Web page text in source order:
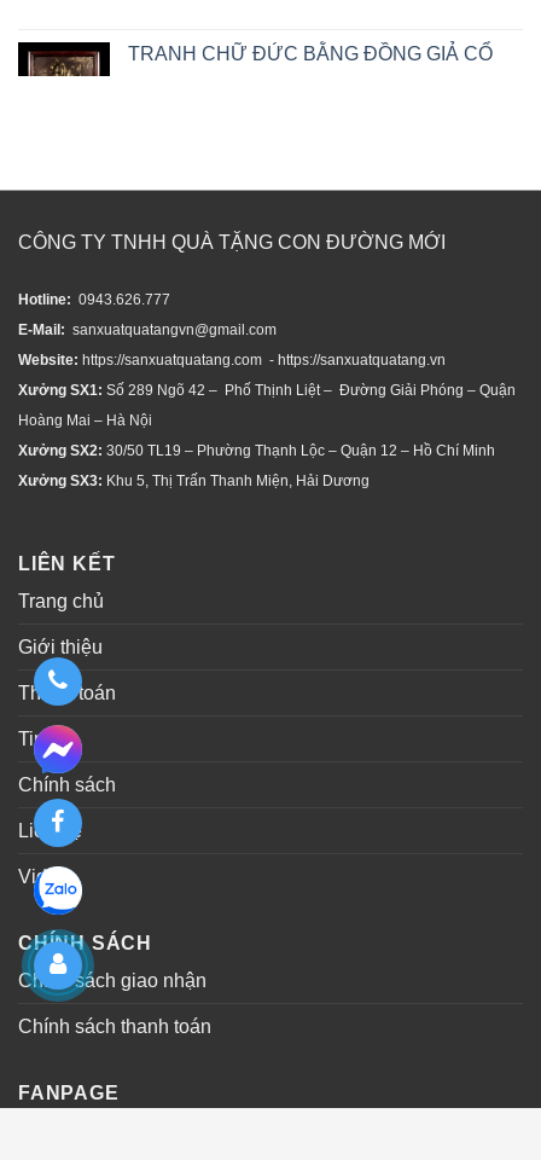
TRANH CHỮ ĐỨC BẰNG ĐỒNG GIẢ CỔ
CÔNG TY TNHH QUÀ TẶNG CON ĐƯỜNG MỚI
Hotline: 0943.626.777
E-Mail: sanxuatquatangvn@gmail.com
Website: https://sanxuatquatang.com - https://sanxuatquatang.vn
Xưởng SX1: Số 289 Ngõ 42 – Phố Thịnh Liệt – Đường Giải Phóng – Quận
Hoàng Mai – Hà Nội
Xưởng SX2: 30/50 TL19 – Phường Thạnh Lộc – Quận 12 – Hồ Chí Minh
Xưởng SX3: Khu 5, Thị Trấn Thanh Miện, Hải Dương
LIÊN KẾT
Trang chủ
Giới thiệu
Thanh toán
Tin tức
Chính sách
Liên hệ
Video
CHÍNH SÁCH
Chính sách giao nhận
Chính sách thanh toán
FANPAGE